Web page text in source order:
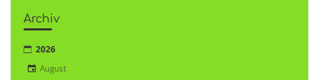
Archiv
2026
August